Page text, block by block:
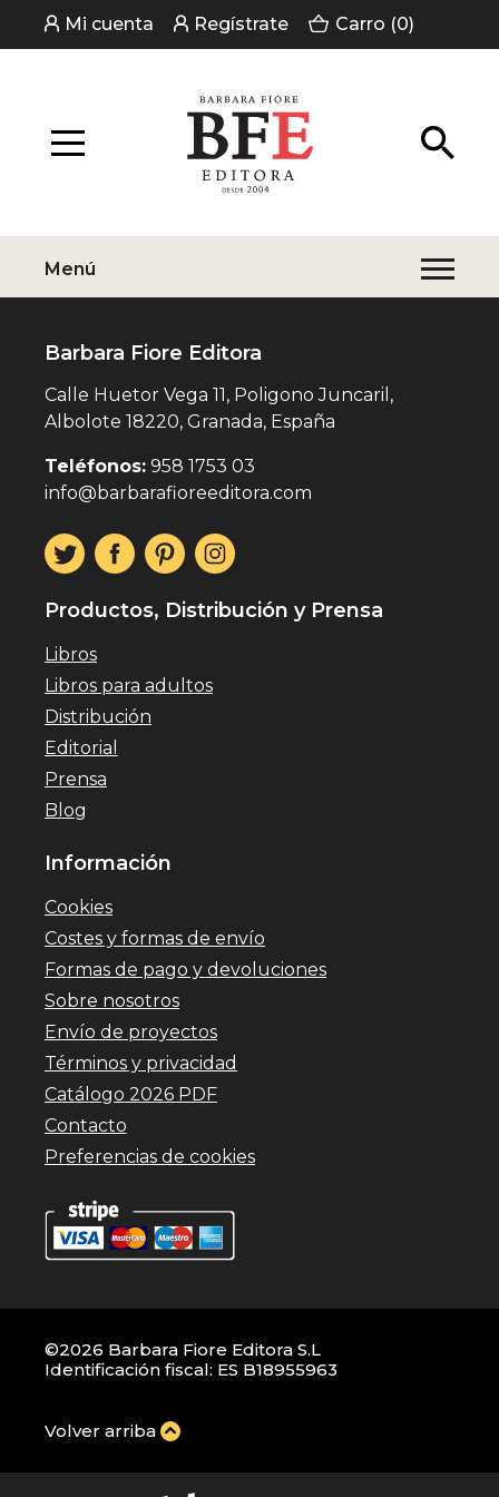
Mi cuenta Regístrate Carro (0)
Menú
Barbara Fiore Editora
Calle Huetor Vega 11, Poligono Juncaril,
Albolote 18220, Granada, España
Teléfonos: 958 1753 03
info@barbarafioreeditora.com
Productos, Distribución y Prensa
Libros
Libros para adultos
Distribución
Editorial
Prensa
Blog
Información
Cookies
Costes y formas de envío
Formas de pago y devoluciones
Sobre nosotros
Envío de proyectos
Términos y privacidad
Catálogo 2026 PDF
Contacto
Preferencias de cookies
©2026 Barbara Fiore Editora S.L
Identificación fiscal: ES B18955963
Volver arriba